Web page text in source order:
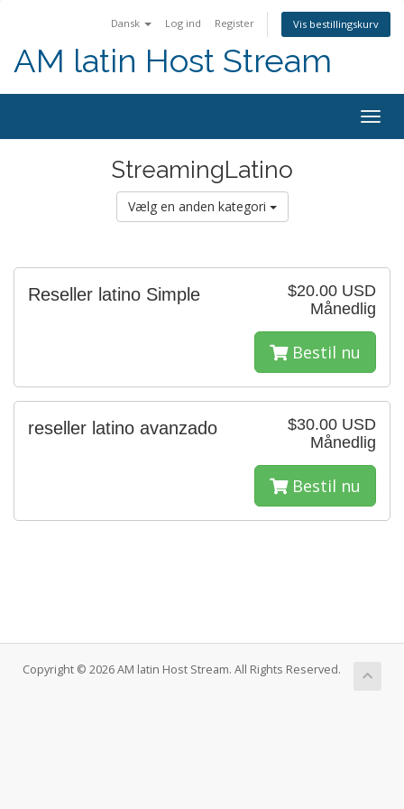
Dansk Log ind Register Vis bestillingskurv
AM latin Host Stream
StreamingLatino
Vælg en anden kategori
$20.00 USD
Månedlig
Reseller latino Simple
Bestil nu
$30.00 USD
Månedlig
reseller latino avanzado
Bestil nu
Copyright © 2026 AM latin Host Stream. All Rights Reserved.